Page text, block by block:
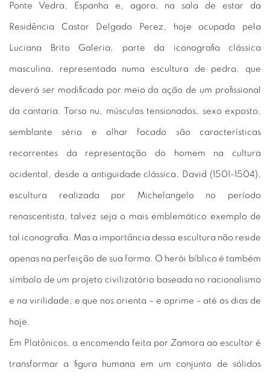
Ponte Vedra, Espanha e, agora, na sala de estar da
Residência Castor Delgado Perez, hoje ocupada pela
Luciana Brito Galeria, parte da iconografia clássica
masculina, representada numa escultura de pedra, que
deverá ser modificada por meio da ação de um profissional
da cantaria. Torso nu, músculos tensionados, sexo exposto,
semblante sério e olhar focado são características
recorrentes da representação do homem na cultura
ocidental, desde a antiguidade clássica. David (1501-1504),
escultura realizada por Michelangelo no período
renascentista, talvez seja o mais emblemático exemplo de
tal iconografia. Mas a importância dessa escultura não reside
apenas na perfeição de sua forma. O herói bíblico é também
símbolo de um projeto civilizatório baseado no racionalismo
e na virilidade, e que nos orienta – e oprime – até os dias de
hoje.
Em Platônicos, a encomenda feita por Zamora ao escultor é
transformar a figura humana em um conjunto de sólidos